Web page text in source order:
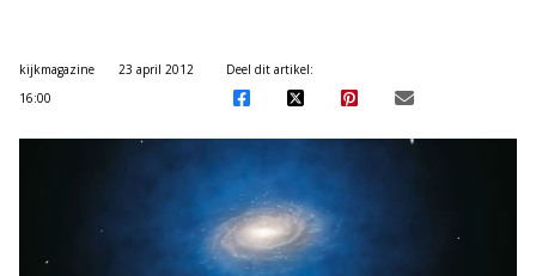
kijkmagazine
23 april 2012
16:00
Deel dit artikel: